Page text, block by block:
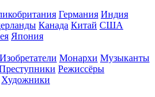
Германия Индия
Канада Китай США
Япония
Изобретатели Монархи Музыканты
Режиссёры
Художники